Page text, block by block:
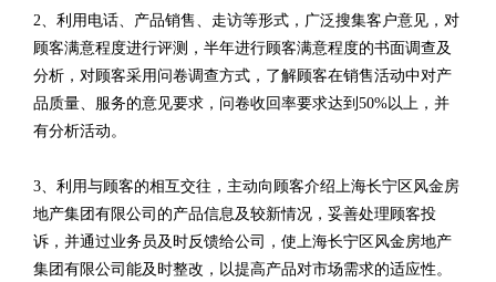
2、利用电话、产品销售、走访等形式，广泛搜集客户意见，对
顾客满意程度进行评测，半年进行顾客满意程度的书面调查及
分析，对顾客采用问卷调查方式，了解顾客在销售活动中对产
品质量、服务的意见要求，问卷收回率要求达到50%以上，并
有分析活动。
3、利用与顾客的相互交往，主动向顾客介绍上海长宁区风金房
地产集团有限公司的产品信息及较新情况，妥善处理顾客投
诉，并通过业务员及时反馈给公司，使上海长宁区风金房地产
集团有限公司能及时整改，以提高产品对市场需求的适应性。